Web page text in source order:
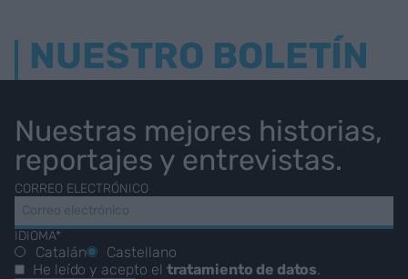
NUESTRO BOLETÍN
Nuestras mejores historias,
reportajes y entrevistas.
CORREO ELECTRÓNICO
IDIOMA*
Catalán
Castellano
He leído y acepto el tratamiento de datos